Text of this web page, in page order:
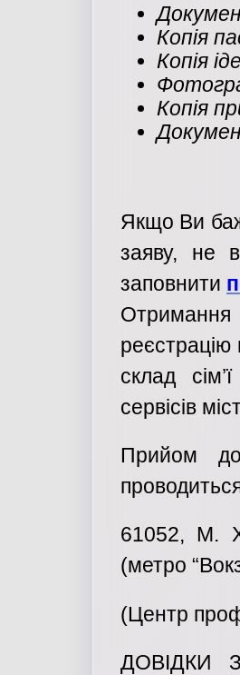
Копія
Копія
Копія
Якщо Ви
заяву, не
заповнити
склад
сервісів
Прийом
61052, М.
(метро
(Центр
ДОВІДКИ